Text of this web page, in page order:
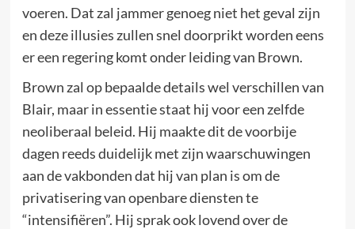
voeren. Dat zal jammer genoeg niet het geval zijn
en deze illusies zullen snel doorprikt worden eens
er een regering komt onder leiding van Brown.
Brown zal op bepaalde details wel verschillen van
Blair, maar in essentie staat hij voor een zelfde
neoliberaal beleid. Hij maakte dit de voorbije
dagen reeds duidelijk met zijn waarschuwingen
aan de vakbonden dat hij van plan is om de
privatisering van openbare diensten te
“intensifiëren”. Hij sprak ook lovend over de